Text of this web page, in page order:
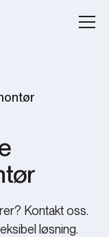
Kontakt oss.
løsning.